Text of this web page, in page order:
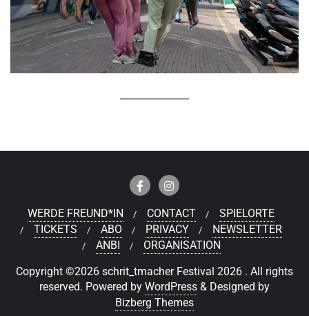
WERDE FREUND*IN CONTACT
SPIELORTE
TICKETS
ABO PRIVACY
NEWSLETTER
ANBI
ORGANISATION
Copyright ©2026 schrit_tmacher Festival 2026 . All rights
reserved. Powered by WordPress & Designed by
Bizberg Themes